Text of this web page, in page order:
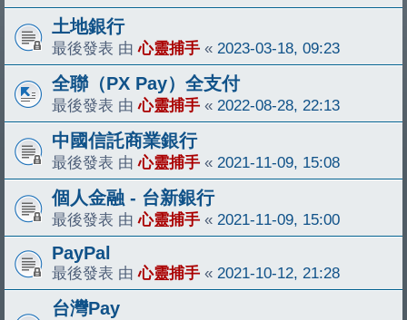
土地銀行
最後發表 由心靈捕手 « 2023-03-18, 09:23
全聯（PX Pay）全支付
最後發表 由心靈捕手 « 2022-08-28, 22:13
中國信託商業銀行
最後發表 由心靈捕手 « 2021-11-09, 15:08
個人金融 - 台新銀行
最後發表 由心靈捕手 « 2021-11-09, 15:00
PayPal
最後發表 由心靈捕手 « 2021-10-12, 21:28
台灣Pay